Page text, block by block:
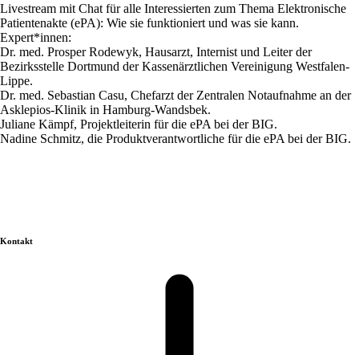
Livestream mit Chat für alle Interessierten zum Thema Elektronische
Patientenakte (ePA): Wie sie funktioniert und was sie kann.
Expert*innen:
Dr. med. Prosper Rodewyk, Hausarzt, Internist und Leiter der
Bezirksstelle Dortmund der Kassenärztlichen Vereinigung Westfalen-
Lippe.
Dr. med. Sebastian Casu, Chefarzt der Zentralen Notaufnahme an der
Asklepios-Klinik in Hamburg-Wandsbek.
Juliane Kämpf, Projektleiterin für die ePA bei der BIG.
Nadine Schmitz, die Produktverantwortliche für die ePA bei der BIG.
Kontakt